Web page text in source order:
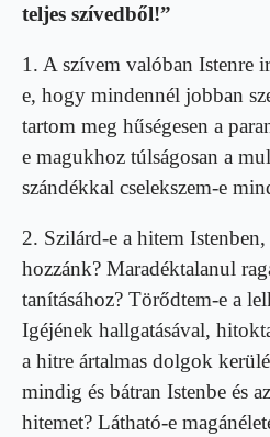
teljes szívedből!”
1. A szívem valóban Istenre
e, hogy mindennél jobban
tartom meg hűségesen a
e magukhoz túlságosan a
szándékkal cselekszem-e
2. Szilárd-e a hitem
hozzánk? Maradéktalanul
tanításához? Törődtem-e a
Igéjének hallgatásával,
a hitre ártalmas dolgok
mindig és bátran Istenbe és
hitemet? Látható-e